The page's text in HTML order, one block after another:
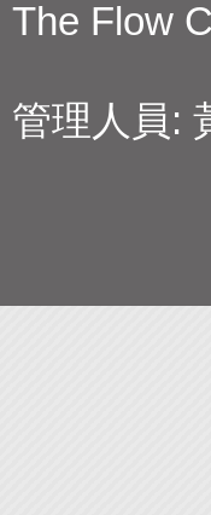
The Flow
管理人員: